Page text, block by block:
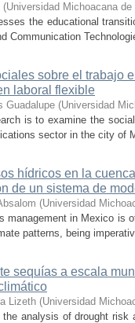
(Universidad Michoacana
the educational
Communication
sobre el trabajo
laboral flexible
Guadalupe (Universidad
is to examine the
sector in the city of
hídricos en la
de un sistema de
(Universidad
management in Mexico
patterns, being
sequías a escala
Lizeth (Universidad
analysis of drought